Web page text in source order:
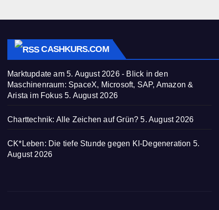
CASHKURS.COM
Marktupdate am 5. August 2026 - Blick in den
Maschinenraum: SpaceX, Microsoft, SAP, Amazon &
Arista im Fokus 5. August 2026
Charttechnik: Alle Zeichen auf Grün? 5. August 2026
CK*Leben: Die tiefe Stunde gegen KI-Degeneration 5.
August 2026